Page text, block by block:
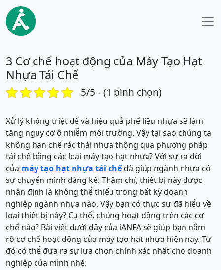
3 Cơ chế hoạt động của Máy Tạo Hạt
Nhựa Tái Chế
5/5 - (1 bình chọn)
Xử lý không triệt để và hiệu quả phế liệu nhựa sẽ làm
tăng nguy cơ ô nhiễm môi trường. Vậy tại sao chúng ta
không hạn chế rác thải nhựa thông qua phương pháp
tái chế bằng các loại máy tạo hạt nhựa? Với sự ra đời
của máy tạo hạt nhựa tái chếđã giúp ngành nhựa có
sự chuyển mình đáng kể. Thậm chí, thiết bị này được
nhận định là không thể thiếu trong bất kỳ doanh
nghiệp ngành nhựa nào. Vậy bạn có thực sự đã hiểu về
loại thiết bị này? Cụ thể, chúng hoạt động trên các cơ
chế nào? Bài viết dưới đây của iANFA sẽ giúp bạn nắm
rõ cơ chế hoạt động của máy tạo hạt nhựa hiện nay. Từ
đó có thể đưa ra sự lựa chọn chính xác nhất cho doanh
nghiệp của mình nhé.